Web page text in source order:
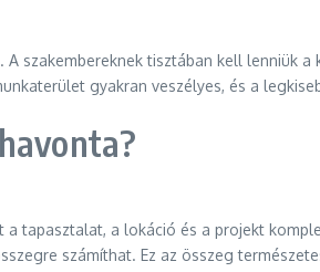
szakembereknek tisztában kell lenniük
gyakran veszélyes, és a
tapasztalat, a lokáció és a projekt
számíthat. Ez az összeg